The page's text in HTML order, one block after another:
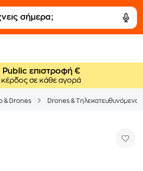
Public επιστροφή €
κέρδος σε κάθε αγορά
& Drones Drones & Τηλεκατευθυνόμενα